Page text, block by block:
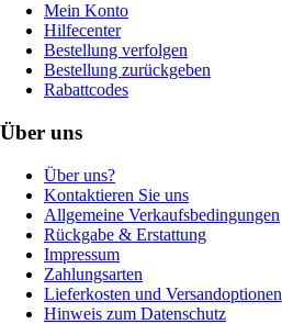
Mein Konto
Hilfecenter
Bestellung verfolgen
Bestellung zurückgeben
Rabattcodes
Über uns
Über uns?
Kontaktieren Sie uns
Allgemeine Verkaufsbedingungen
Rückgabe & Erstattung
Impressum
Zahlungsarten
Lieferkosten und Versandoptionen
Hinweis zum Datenschutz